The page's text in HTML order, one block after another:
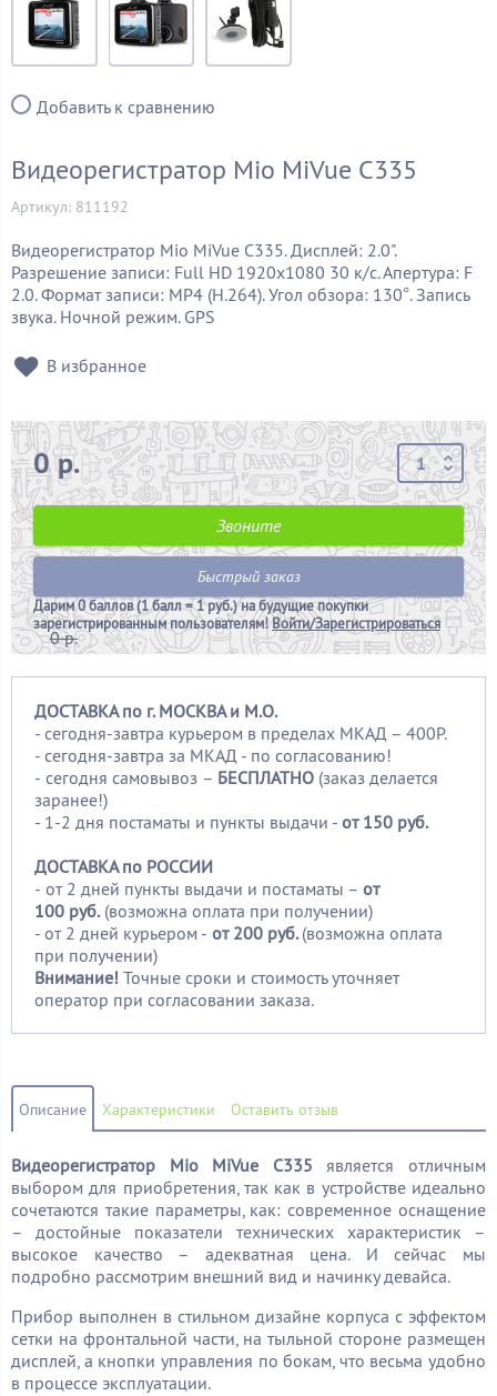
Добавить к сравнению
Видеорегистратор Mio MiVue C335
Артикул: 811192
Видеорегистратор Mio MiVue C335. Дисплей: 2.0".
Разрешение записи: Full HD 1920x1080 30 к/с. Апертура: F
2.0. Формат записи: MP4 (H.264). Угол обзора: 130°. Запись
звука. Ночной режим. GPS
В избранное
0 р.
0 р.
Звоните
Быстрый заказ
Дарим0 баллов (1 балл = 1 руб.)на будущие покупки
зарегистрированным пользователям!Войти/Зарегистрироваться
ДОСТАВКА по г. МОСКВА и М.О.
- сегодня-завтра курьером в пределах МКАД – 400Р.
- сегодня-завтра за МКАД - по согласованию!
- сегодня самовывоз – БЕСПЛАТНО (заказ делается
заранее!)
- 1-2 дня постаматы и пункты выдачи - от 150 руб.
ДОСТАВКА по РОССИИ
- от 2 дней пункты выдачи и постаматы – от
100 руб. (возможна оплата при получении)
- от 2 дней курьером - от 200 руб.(возможна оплата
при получении)
Внимание! Точные сроки и стоимость уточняет
оператор при согласовании заказа.
Описание Характеристики Оставить отзыв
Видеорегистратор Mio MiVue C335является отличным
выбором для приобретения, так как в устройстве идеально
сочетаются такие параметры, как: современное оснащение
– достойные показатели технических характеристик –
высокое качество – адекватная цена. И сейчас мы
подробно рассмотрим внешний вид и начинку девайса.
Прибор выполнен в стильном дизайне корпуса с эффектом
сетки на фронтальной части, на тыльной стороне размещен
дисплей, а кнопки управления по бокам, что весьма удобно
в процессе эксплуатации.